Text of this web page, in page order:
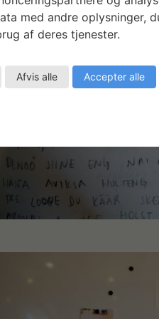
med andre oplysninger,
af deres tjenester.
Afvis alle Accepter alle